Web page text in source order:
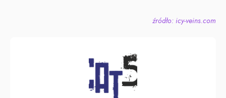
źródło: icy-veins.com